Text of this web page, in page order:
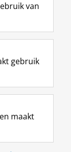
I
n
t
r
m
c
Y
o
T
e
k
a
van
gebruik
maakt